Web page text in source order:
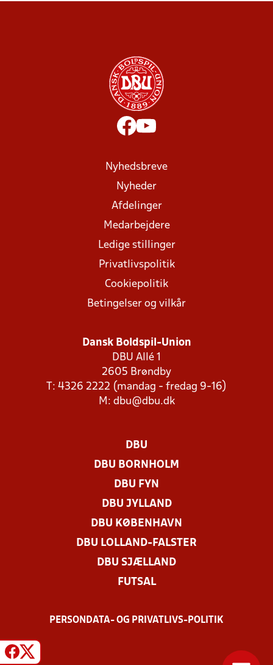
Nyhedsbreve
Nyheder
Afdelinger
Medarbejdere
Ledige stillinger
Privatlivspolitik
Cookiepolitik
Betingelser og vilkår
Dansk Boldspil-Union
DBU Allé 1
2605 Brøndby
T: 4326 2222 (mandag - fredag 9-16)
M: dbu@dbu.dk
DBU
DBU BORNHOLM
DBU FYN
DBU JYLLAND
DBU KØBENHAVN
DBU LOLLAND-FALSTER
DBU SJÆLLAND
FUTSAL
PERSONDATA- OG PRIVATLIVS-POLITIK